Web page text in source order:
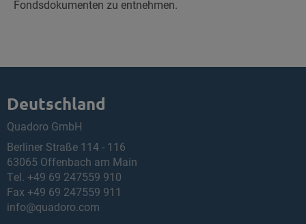
Fondsdokumenten zu entnehmen.
Deutschland
Quadoro GmbH
Berliner Straße 114 - 116
63065 Offenbach am Main
Tel. +49 69 247559 910
Fax +49 69 247559 911
info@quadoro.com